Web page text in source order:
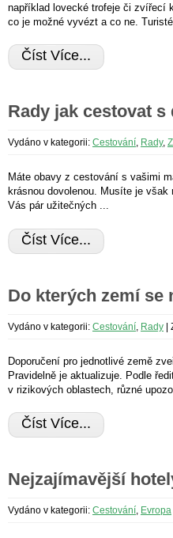
například lovecké trofeje či zvířecí
co je možné vyvézt a co ne. Turisté
Číst Více...
Rady jak cestovat s
Vydáno v kategorii: Cestování, Rady,
Máte obavy z cestování s vašimi
krásnou dovolenou. Musíte je
Vás pár užitečných ...
Číst Více...
Do kterých zemí se
Vydáno v kategorii: Cestování, Rady |
Doporučení pro jednotlivé země
Pravidelně je aktualizuje. Podle
v rizikových oblastech, různé
Číst Více...
Nejzajímavější
Vydáno v kategorii: Cestování, Evropa